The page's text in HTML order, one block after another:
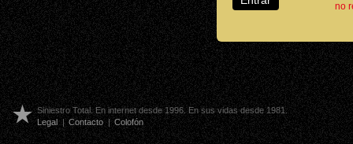
no
Siniestro Total. En internet desde 1996. En sus vidas desde 1981.
Legal | Contacto | Colofón